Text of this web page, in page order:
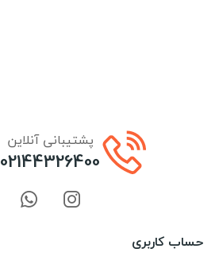
پشتیبانی آنلاین
02144326400
حساب کاربری